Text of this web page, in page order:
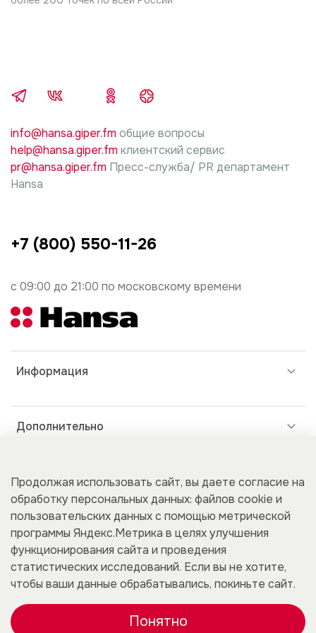
Информация
Дополнительно
Покупателям
Для бизнеса
с 09:00 до 21:00 по московскому времени
+7 (800) 550-11-26
info@hansa.giper.fm общие вопросы
help@hansa.giper.fm клиентский сервис
pr@hansa.giper.fm Пресс-служба/ PR департамент
Hansa
Продолжая использовать сайт, вы даете согласие на
обработку персональных данных: файлов cookie и
пользовательских данных с помощью метрической
программы Яндекс.Метрика в целях улучшения
функционирования сайта и проведения
статистических исследований. Если вы не хотите,
чтобы ваши данные обрабатывались, покиньте сайт.
Понятно